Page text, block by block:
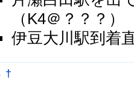
（K4＠？？？）
伊豆大川駅到着
†